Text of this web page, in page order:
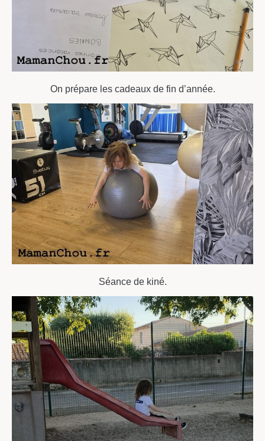
On prépare les cadeaux de fin d’année.
Séance de kiné.